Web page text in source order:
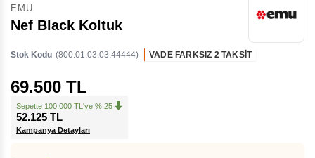
EMU
Nef Black Koltuk
Stok Kodu (800.01.03.03.44444) VADE FARKSIZ 2 TAKSİT
69.500 TL
Sepette 100.000 TL'ye % 25
52.125 TL
Kampanya Detayları